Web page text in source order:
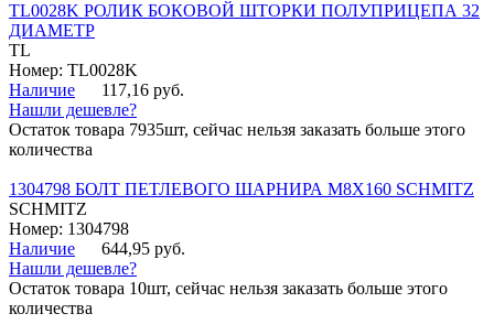
TL0028K РОЛИК БОКОВОЙ ШТОРКИ ПОЛУПРИЦЕПА 32
ДИАМЕТР
TL
Номер: TL0028K
Наличие
117,16 руб.
Нашли дешевле?
Остаток товара 7935шт, сейчас нельзя заказать больше этого
количества
1304798 БОЛТ ПЕТЛЕВОГО ШАРНИРА М8Х160 SCHMITZ
SCHMITZ
Номер: 1304798
Наличие
644,95 руб.
Нашли дешевле?
Остаток товара 10шт, сейчас нельзя заказать больше этого
количества